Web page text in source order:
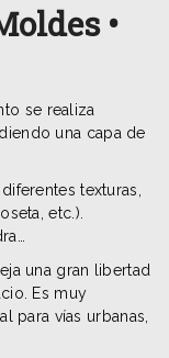
•
se realiza
una capa de
texturas,
etc.).
una gran libertad
Es muy
para vías urbanas,